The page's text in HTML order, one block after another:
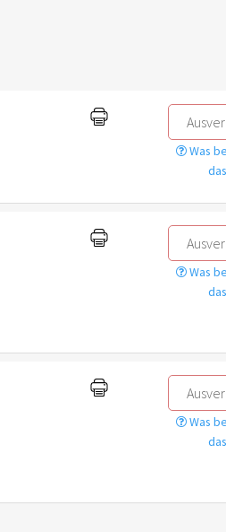
Was
Was
Was